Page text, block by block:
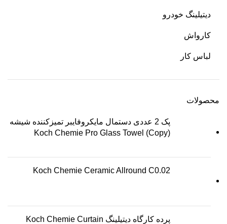
دیتیلینگ خودرو
کارواش
لباس کار
محصولات
پک 2 عددی دستمال مایکروفایبر تمیزکننده شیشه
Koch Chemie Pro Glass Towel (Copy)
Koch Chemie Ceramic Allround C0.02
پرده کارگاه دیتیلینگ Koch Chemie Curtain